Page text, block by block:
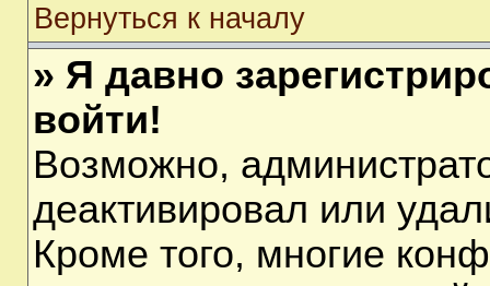
Вернуться к началу
» Я давно
войти!
Возможно,
деактивировал или
Кроме того, многие